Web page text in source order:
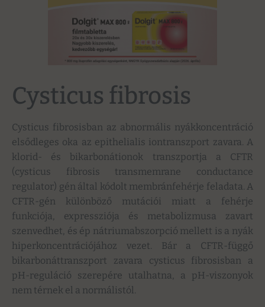
Cysticus fibrosis
Cysticus fibrosisban az abnormális nyákkoncentráció
elsődleges oka az epithelialis iontranszport zavara. A
klorid- és bikarbonátionok transzportja a CFTR
(cysticus fibrosis transmemrane conductance
regulator) gén által kódolt membránfehérje feladata. A
CFTR-gén különböző mutációi miatt a fehérje
funkciója, expressziója és metabolizmusa zavart
szenvedhet, és ép nátriumabszorpció mellett is a nyák
hiperkoncentrációjához vezet. Bár a CFTR-függő
bikarbonáttranszport zavara cysticus fibrosisban a
pH-reguláció szerepére utalhatna, a pH-viszonyok
nem térnek el a normálistól.